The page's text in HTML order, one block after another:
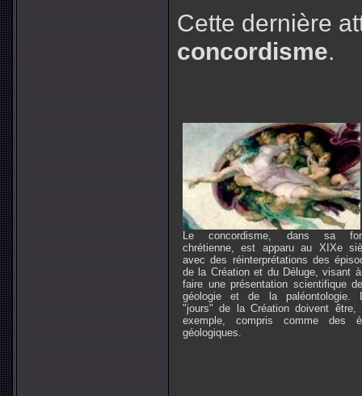
Cette dernière
concordisme.
Le concordisme, dans sa
chrétienne, est apparu au XIXe
avec des réinterprétations des
de la Création et du Déluge, visant
faire une présentation scientifique
géologie et de la paléontologie.
"jours" de la Création doivent être,
exemple, compris comme des
géologiques.